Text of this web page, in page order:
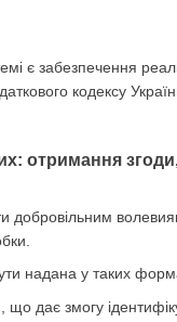
є забезпечення
кодексу
отримання
добровільним
надана у таких
що дає змогу